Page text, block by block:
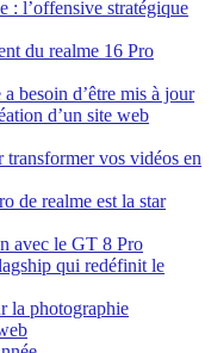
: l’offensive stratégique
du realme 16 Pro
besoin d’être mis à jour
d’un site web
vos vidéos en
de realme est la star
avec le GT 8 Pro
qui redéfinit le
la photographie